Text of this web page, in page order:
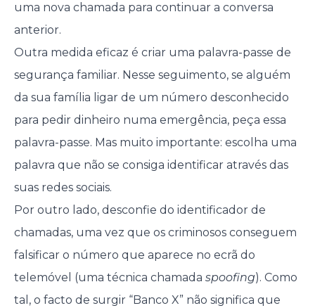
uma nova chamada para continuar a conversa
anterior.
Outra medida eficaz é criar uma palavra-passe de
segurança familiar. Nesse seguimento, se alguém
da sua família ligar de um número desconhecido
para pedir dinheiro numa emergência, peça essa
palavra-passe. Mas muito importante: escolha uma
palavra que não se consiga identificar através das
suas redes sociais.
Por outro lado, desconfie do identificador de
chamadas, uma vez que os criminosos conseguem
falsificar o número que aparece no ecrã do
telemóvel (uma técnica chamada spoofing). Como
tal, o facto de surgir “Banco X” não significa que